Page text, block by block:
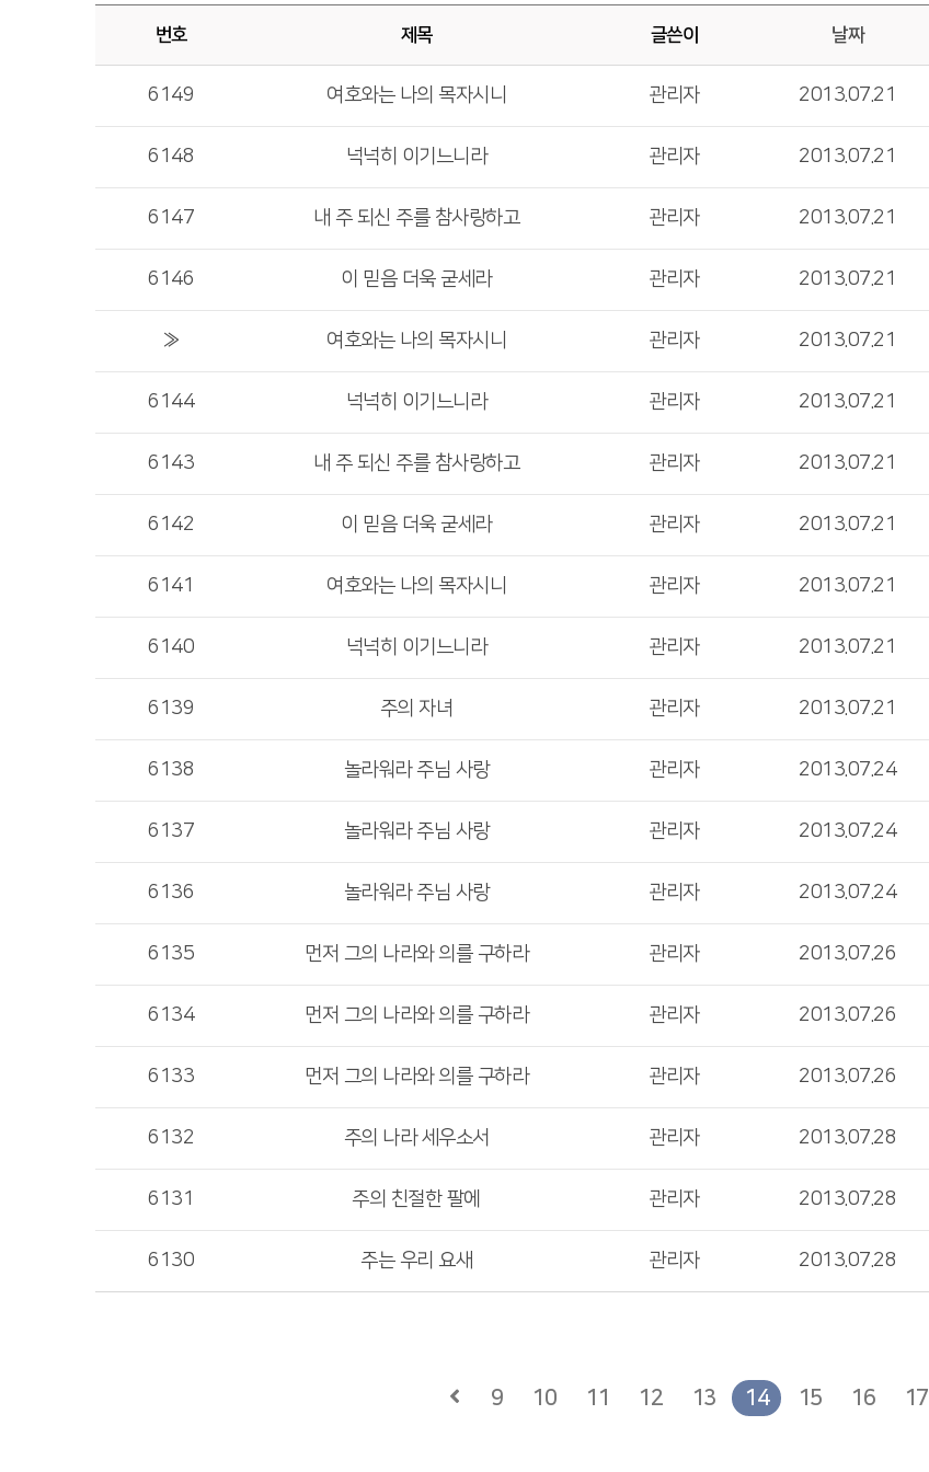
번호 제목 글쓴이 날짜
6149 여호와는 나의 목자시니 관리자 2013.07.21
6148 넉넉히 이기느니라 관리자 2013.07.21
6147 내 주 되신 주를 참사랑하고 관리자 2013.07.21
6146 이 믿음 더욱 굳세라 관리자 2013.07.21
» 여호와는 나의 목자시니 관리자 2013.07.21
6144 넉넉히 이기느니라 관리자 2013.07.21
6143 내 주 되신 주를 참사랑하고 관리자 2013.07.21
6142 이 믿음 더욱 굳세라 관리자 2013.07.21
6141 여호와는 나의 목자시니 관리자 2013.07.21
6140 넉넉히 이기느니라 관리자 2013.07.21
6139 주의 자녀 관리자 2013.07.21
6138 놀라워라 주님 사랑 관리자 2013.07.24
6137 놀라워라 주님 사랑 관리자 2013.07.24
6136 놀라워라 주님 사랑 관리자 2013.07.24
6135 먼저 그의 나라와 의를 구하라 관리자 2013.07.26
6134 먼저 그의 나라와 의를 구하라 관리자 2013.07.26
6133 먼저 그의 나라와 의를 구하라 관리자 2013.07.26
6132 주의 나라 세우소서 관리자 2013.07.28
6131 주의 친절한 팔에 관리자 2013.07.28
6130 주는 우리 요새 관리자 2013.07.28
9 10 11 12 13 14 15 16 17